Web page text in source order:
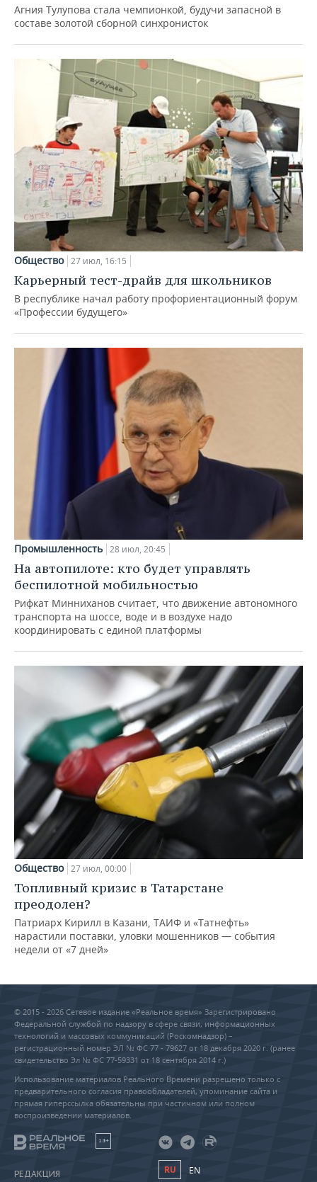
Агния Тулупова стала чемпионкой, будучи запасной в
составе золотой сборной синхронисток
Общество 27 июл, 16:15
Карьерный тест-драйв для школьников
В республике начал работу профориентационный форум
«Профессии будущего»
Промышленность 28 июл, 20:45
На автопилоте: кто будет управлять
беспилотной мобильностью
Рифкат Минниханов считает, что движение автономного
транспорта на шоссе, воде и в воздухе надо
координировать с единой платформы
Общество 27 июл, 00:00
Топливный кризис в Татарстане
преодолен?
Патриарх Кирилл в Казани, ТАИФ и «Татнефть»
нарастили поставки, уловки мошенников — события
недели от «7 дней»
© 2015 - 2026 Сетевое издание «Реальное время» Зарегистрировано
Федеральной службой по надзору в сфере связи, информационных
технологий и массовых коммуникаций (Роскомнадзор) –
регистрационный номер ЭЛ № ФС 77 - 79627 от 18 декабря 2020 г. (ранее
свидетельство Эл № ФС 77-59331 от 18 сентября 2014 г.)
Использование материалов Реального Времени разрешено только с
предварительного согласия правообладателей, упоминание сайта и
прямая гиперссылка обязательны при частичном или полном
воспроизведении материалов.
18+
РЕДАКЦИЯ RU EN